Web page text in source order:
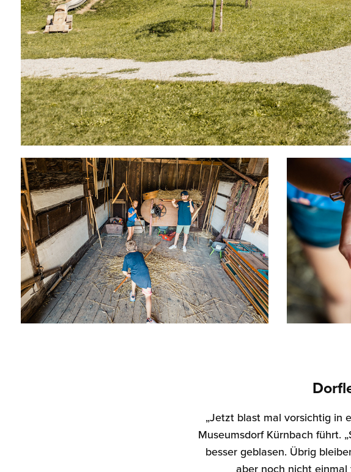
„Jetzt blast mal vorsichtig in
Museumsdorf Kürnbach führt.
besser geblasen. Übrig
aber noch nicht